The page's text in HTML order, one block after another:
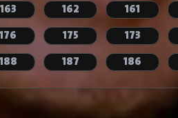
161
162
163
173
175
176
186
187
188